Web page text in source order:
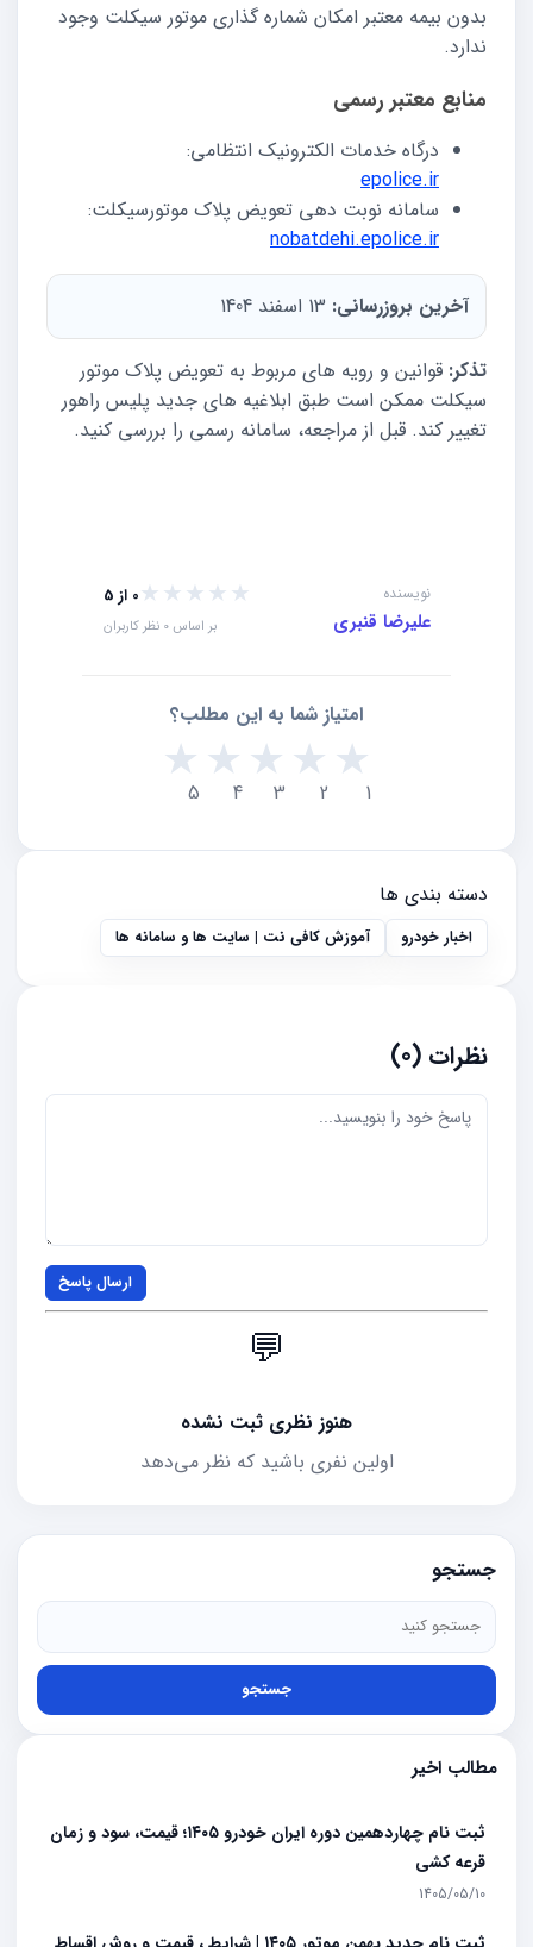
بدون بیمه معتبر امکان شماره گذاری موتور سیکلت وجود
ندارد.
منابع معتبر رسمی
درگاه خدمات الکترونیک انتظامی:
epolice.ir
سامانه نوبت دهی تعویض پلاک موتورسیکلت:
nobatdehi.epolice.ir
آخرین بروزرسانی:
تذکر: قوانین و رویه های مربوط به تعویض پلاک موتور
سیکلت ممکن است طبق ابلاغیه های جدید پلیس راهور
تغییر کند. قبل از مراجعه، سامانه رسمی را بررسی کنید.
نویسنده
علیرضا قنبری
★★★★★0 از 5
بر اساس 0 نظر کاربران
امتیاز شما به این مطلب؟
★1
★2
★
3
★4
★
5
دسته بندی ها
اخبار خودرو آموزش کافی نت | سایت ها و سامانه ها
نظرات (0)
ارسال پاسخ
💬
هنوز نظری ثبت نشده
اولین نفری باشید که نظر می‌دهد
جستجو
جستجو
مطالب اخیر
ثبت نام چهاردهمین دوره ایران خودرو ۱۴۰۵؛ قیمت، سود و زمان
قرعه کشی
1405/05/10